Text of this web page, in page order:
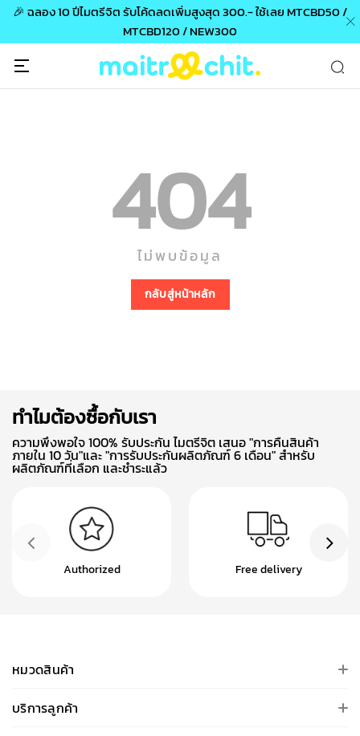
🎉 ฉลอง 10 ปีไมตรีจิต รับโค้ดลดเพิ่มสูงสุด 300.- ใช้เลย MTCBD50 /
MTCBD120 / NEW300
404
ไม่พบข้อมูล
กลับสู่หน้าหลัก
ทำไมต้องซื้อกับเรา
ความพึงพอใจ 100% รับประกัน ไมตรีจิต เสนอ "การคืนสินค้า
ภายใน 10 วัน"และ "การรับประกันผลิตภัณฑ์ 6 เดือน" สำหรับ
ผลิตภัณฑ์ที่เลือก และชำระแล้ว
Authorized Free delivery
หมวดสินค้า
บริการลูกค้า